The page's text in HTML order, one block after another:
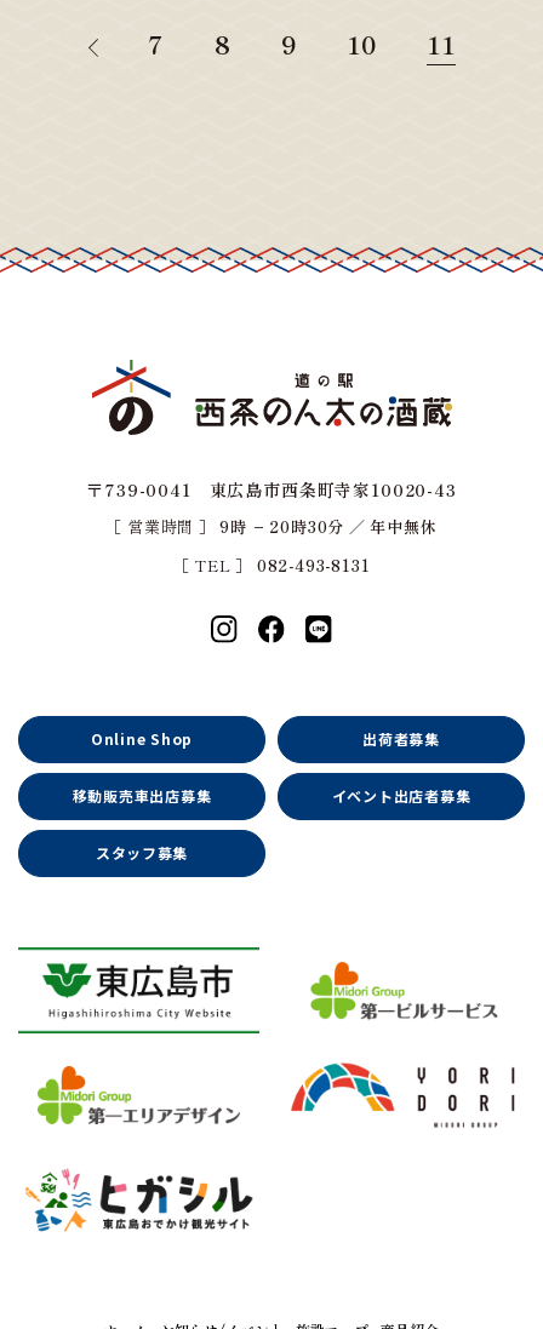
« 7 8 9 10 11
〒739-0041 東広島市西条町寺家10020-43
［ 営業時間 ］
9時 − 20時30分 ／ 年中無休
［ TEL ］
082-493-8131
Online Shop 出荷者募集
移動販売車出店募集 イベント出店者募集
スタッフ募集